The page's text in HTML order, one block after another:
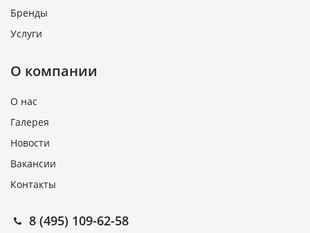
Бренды
Услуги
О компании
О нас
Галерея
Новости
Вакансии
Контакты
8 (495) 109-62-58